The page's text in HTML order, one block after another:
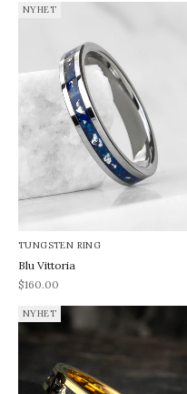
NYHET
TUNGSTEN RING
Blu Vittoria
REA-pris
$160.00
NYHET